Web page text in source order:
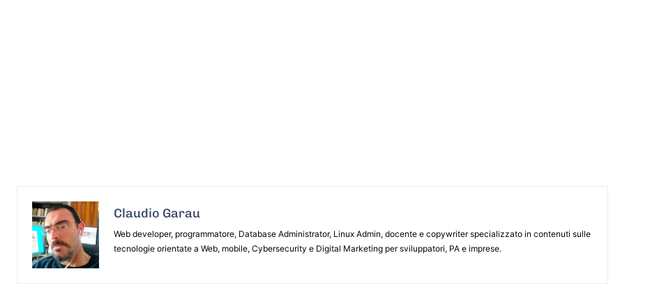
Claudio Garau
Web developer, programmatore, Database Administrator, Linux Admin, docente e copywriter specializzato in contenuti sulle
tecnologie orientate a Web, mobile, Cybersecurity e Digital Marketing per sviluppatori, PA e imprese.